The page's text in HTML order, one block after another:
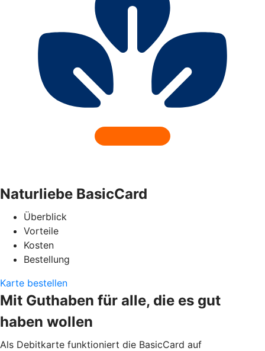
Naturliebe BasicCard
Überblick
Vorteile
Kosten
Bestellung
Karte bestellen
Mit Guthaben für alle, die es gut
haben wollen
Als Debitkarte funktioniert die BasicCard auf